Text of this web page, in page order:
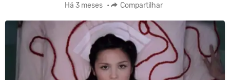
Há 3 meses • Compartilhar